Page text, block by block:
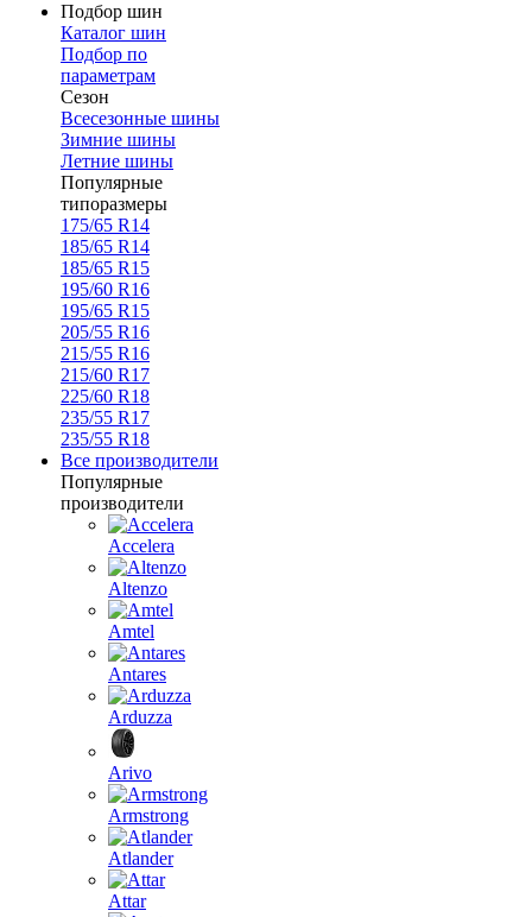
Подбор шин
Каталог шин
Подбор по
параметрам
Сезон
Всесезонные шины
Зимние шины
Летние шины
Популярные
типоразмеры
175/65 R14
185/65 R14
185/65 R15
195/60 R16
195/65 R15
205/55 R16
215/55 R16
215/60 R17
225/60 R18
235/55 R17
235/55 R18
Все производители
Популярные
производители
Accelera
Altenzo
Amtel
Antares
Arduzza
Arivo
Armstrong
Atlander
Attar